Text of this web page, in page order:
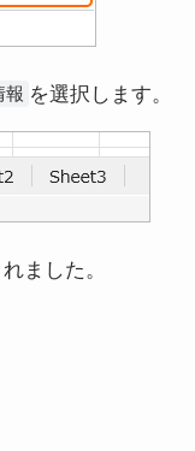
報 を選択します。
ました。